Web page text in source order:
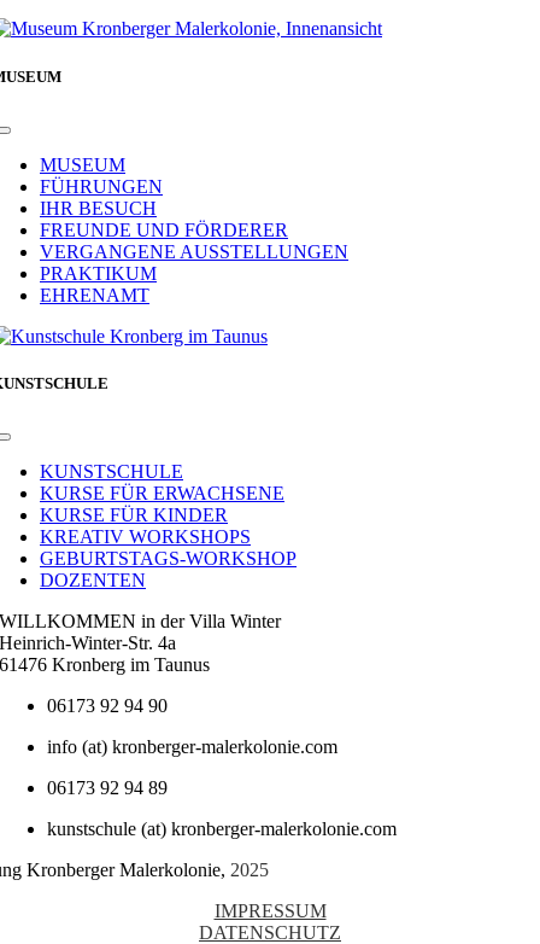
Toggle
NavigationMUSEUM
FÜHRUNGEN
IHR BESUCH
FREUNDE UND FÖRDERER
VERGANGENE AUSSTELLUNGEN
PRAKTIKUM
EHRENAMT
Toggle
NavigationKUNSTSCHULE
KURSE FÜR ERWACHSENE
KURSE FÜR KINDER
KREATIV WORKSHOPS
GEBURTSTAGS-WORKSHOP
DOZENTEN
WILLKOMMEN in der Villa Winter
Heinrich-Winter-Str. 4a
61476 Kronberg im Taunus
06173 92 94 90
info (at) kronberger-malerkolonie.com
06173 92 94 89
kunstschule (at) kronberger-malerkolonie.com
Kronberger Malerkolonie, 2025
IMPRESSUM
DATENSCHUTZ